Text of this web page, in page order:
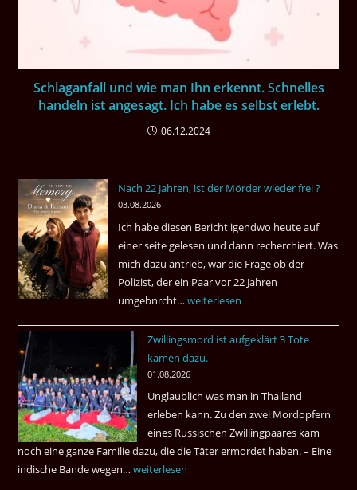
Schlaganfall und wie man Ihn erkennt. Schnelles
handeln ist angesagt. Ich habe es selbst erlebt.
06.12.2024
Nach 22 Jahren, ist der Mörder wieder frei ?
03.08.2026
Ich habe diesen Bericht igendwo heute auf
einer seite gelesen und dann recherchiert. Was
mich dazu antrieb, war die Frage ob der
Polizist, der ein Paar vor 22 Jahren
umgebnrcht…Nach
Jahren,
ist
der
Mörder
wieder
frei
?
weiterlesen
Zwillingsmord ist aufgeklärt 3 Tote
kamen dazu.
01.08.2026
Unglaublich was man in Thailand
erleben kann. Zu den zwei Mordopfern
eines Russischen Zwillingpaares kam
noch eine ganze Familie dazu, die die Täter ermordet haben. – Eine
indische Bande wegen…Zwillingsmord
weiterlesen